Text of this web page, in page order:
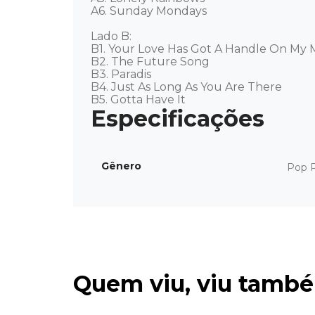
A6. Sunday Mondays
Lado B:
B1. Your Love Has Got A Handle On My
B2. The Future Song
B3. Paradis
B4. Just As Long As You Are There
B5. Gotta Have It
Gênero Pop
Quem viu, viu